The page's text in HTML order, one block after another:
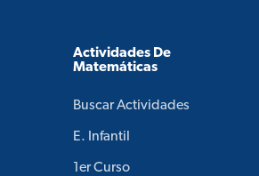
Actividades De
Matemáticas
Buscar Actividades
E. Infantil
1er Curso